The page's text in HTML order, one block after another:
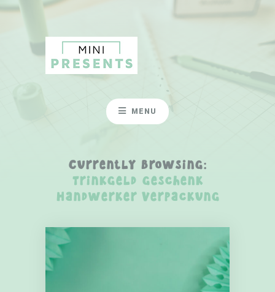
MENU
Currently Browsing:
Trinkgeld Geschenk
Handwerker Verpackung